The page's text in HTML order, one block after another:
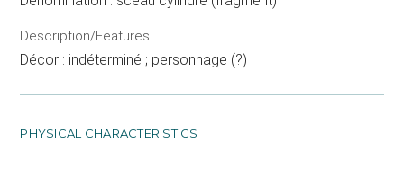
Description/Features
Décor : indéterminé ; personnage (?)
PHYSICAL CHARACTERISTICS